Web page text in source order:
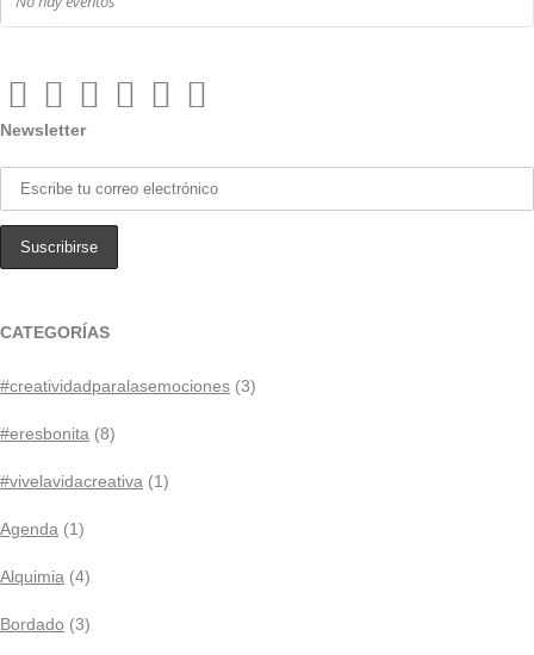
Newsletter
CATEGORÍAS
#creatividadparalasemociones (3)
#eresbonita (8)
#vivelavidacreativa (1)
Agenda (1)
Alquimia (4)
Bordado (3)